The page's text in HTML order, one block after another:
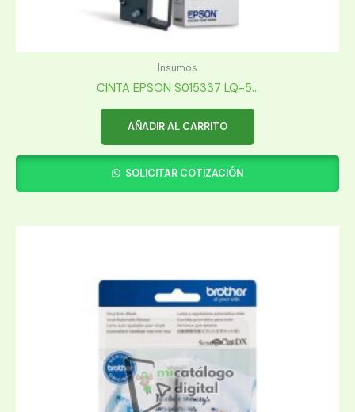
Insumos
CINTA EPSON S015337 LQ-5...
AÑADIR AL CARRITO
SOLICITAR COTIZACIÓN